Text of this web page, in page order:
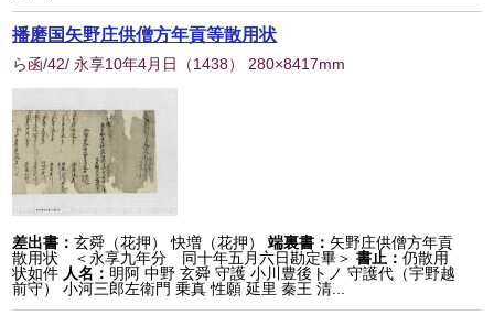
播磨国矢野庄供僧方年貢等散用状
ら函/42/ 永享10年4月日 （1438） 280×8417mm
差出書：玄舜（花押） 快増（花押） 端裏書： 矢野庄供僧方年貢
散用状 ＜永享九年分 同十年五月六日勘定畢＞ 書止：仍散用
状如件 人名： 明阿 中野 玄舜 守護 小川豊後トノ 守護代（宇野越
前守） 小河三郎左衛門 乗真 性願 延里 秦王 清...